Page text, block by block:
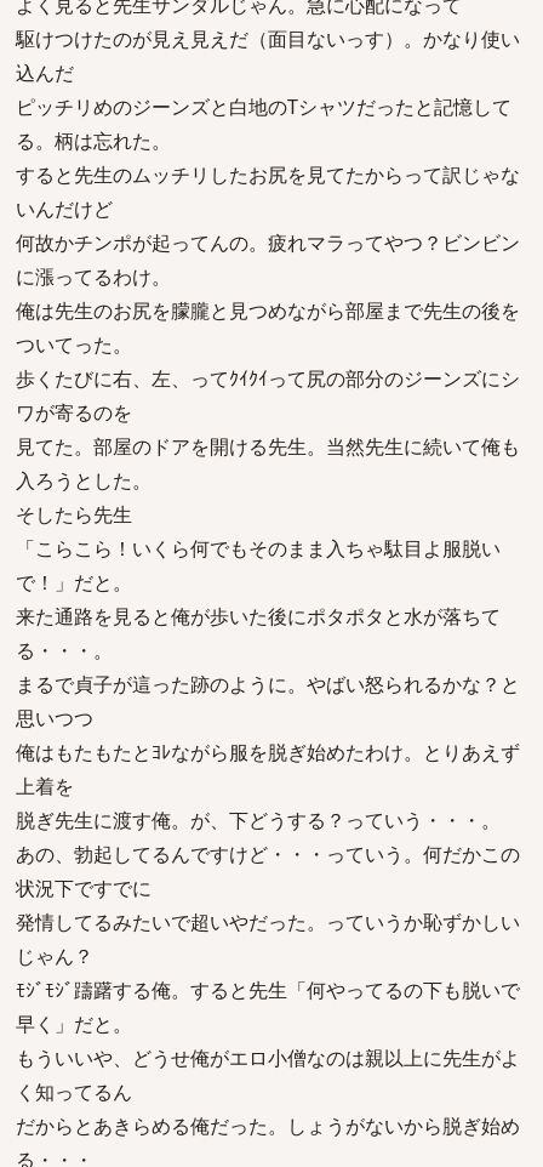
駆けつけたのが見え見えだ（面目ないっす）。かなり使い
込んだ
ピッチリめのジーンズと白地のTシャツだったと記憶して
る。柄は忘れた。
すると先生のムッチリしたお尻を見てたからって訳じゃな
いんだけど
何故かチンポが起ってんの。疲れマラってやつ？ビンビン
に漲ってるわけ。
俺は先生のお尻を朦朧と見つめながら部屋まで先生の後を
ついてった。
歩くたびに右、左、ってｸｲｸｲって尻の部分のジーンズにシ
ワが寄るのを
見てた。部屋のドアを開ける先生。当然先生に続いて俺も
入ろうとした。
そしたら先生
「こらこら！いくら何でもそのまま入ちゃ駄目よ服脱い
で！」だと。
来た通路を見ると俺が歩いた後にポタポタと水が落ちて
る・・・。
まるで貞子が這った跡のように。やばい怒られるかな？と
思いつつ
俺はもたもたとﾖﾚながら服を脱ぎ始めたわけ。とりあえず
上着を
脱ぎ先生に渡す俺。が、下どうする？っていう・・・。
あの、勃起してるんですけど・・・っていう。何だかこの
状況下ですでに
発情してるみたいで超いやだった。っていうか恥ずかしい
じゃん？
ﾓｼﾞﾓｼﾞ躊躇する俺。すると先生「何やってるの下も脱いで
早く」だと。
もういいや、どうせ俺がエロ小僧なのは親以上に先生がよ
く知ってるん
だからとあきらめる俺だった。しょうがないから脱ぎ始め
る・・・